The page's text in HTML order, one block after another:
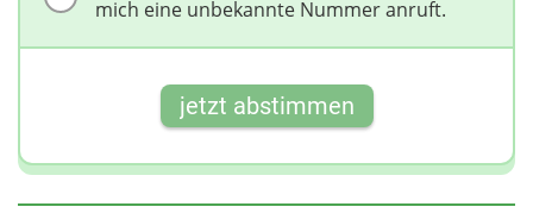
mich eine unbekannte Nummer anruft.
jetzt abstimmen